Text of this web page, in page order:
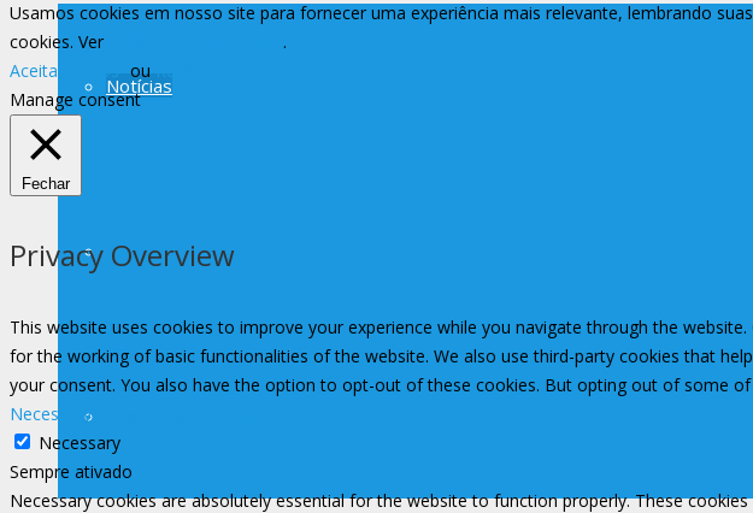
Notícias
Avisos
Usamos cookies em nosso site para fornecer uma experiência mais relevante, lembrando
cookies. Ver
.
Aceitar Todos
ou
Manage consent
Fechar
Privacy Overview
This website uses cookies to improve your experience while you navigate through the
for the working of basic functionalities of the website. We also use third-party cookies that
your consent. You also have the option to opt-out of these cookies. But opting out of some
Necessary
Necessary
Sempre ativado
Necessary cookies are absolutely essential for the website to function properly. These